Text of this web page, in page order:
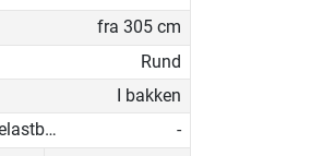
fra 305 cm
Rund
I bakken
Maksimal belastbarhet
-